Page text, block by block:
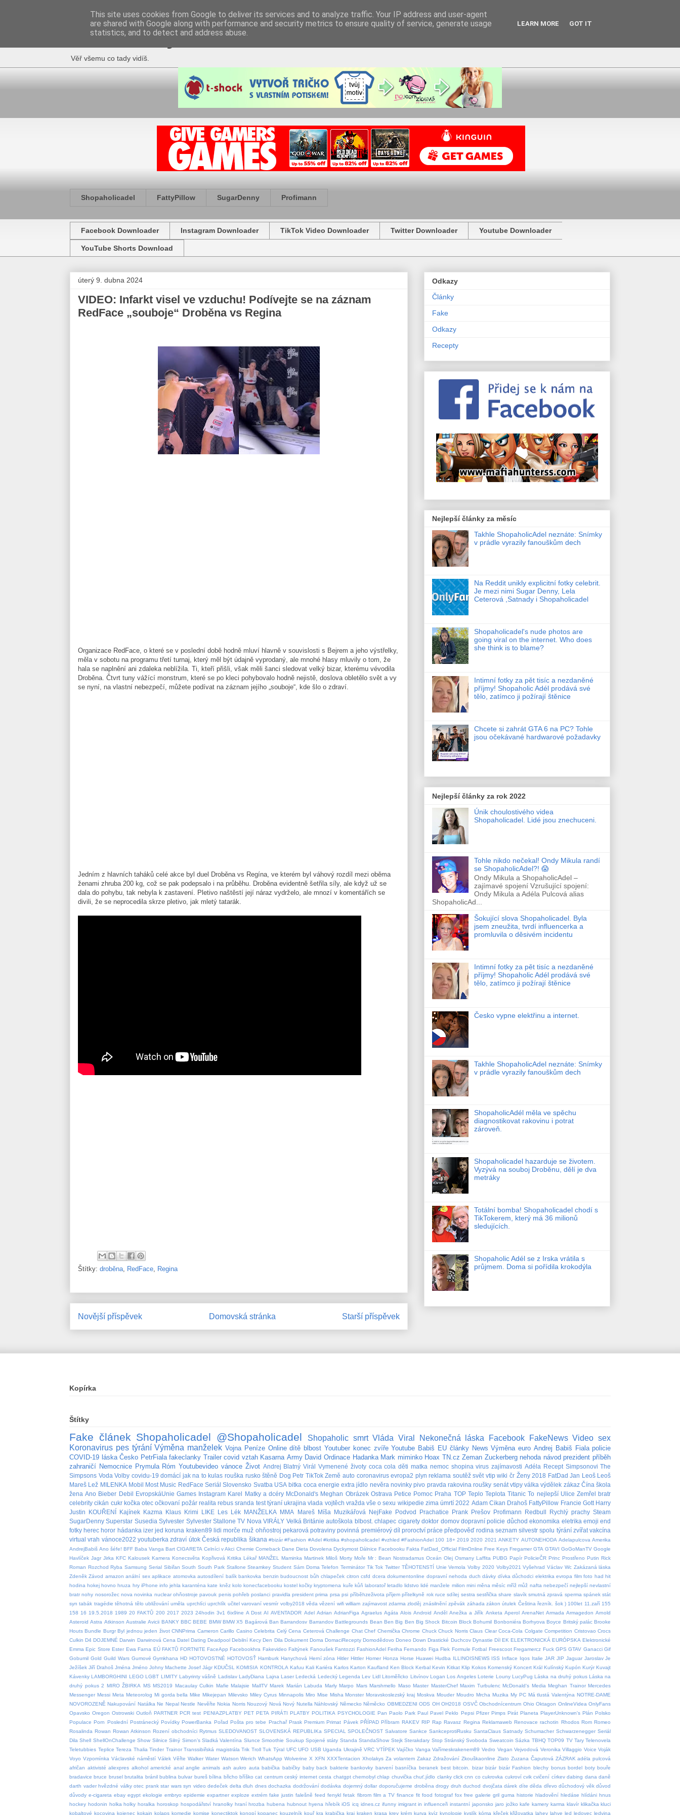
Fakečlánky
Věř všemu co tady vidíš.
Shopaholicadel FattyPillow SugarDenny Profimann
Facebook Downloader Instagram Downloader TikTok Video Downloader Twitter Downloader Youtube Downloader
YouTube Shorts Download
úterý 9. dubna 2024
VIDEO: Infarkt visel ve vzduchu! Podívejte se na záznam
RedFace „souboje“ Droběna vs Regina
Organizace RedFace, o které se v poslední době hodně mluví hlavně v souvislosti s Bejrem a jeho výstřelky,
měla v sobotu na programu třetí turnaj, který měl být údajně vyprodaný, ale mnohé hlasy mluvily o tom, že
hala se naplnění ani zdaleka neblížila. Ti, kteří přišli, však měli šanci sledovat velký bizar, kterému vévodila
Droběna. Čtvrt tuny vážící monstrum, které se po kleci pohybovalo hodně nejistě, doslova obletělo svět a vy
se nyní, na vlastní nebezpečí, můžete podívat na záznam jejího „souboje“, kde šlo o zdraví.
Jedním z hlavních taháků celé akce byl duel Droběna vs Regína, ve kterém byl váhový rozdíl mezi oběma
ženami zhruba 200 kg, což se pak podepsalo i na průběhu. Droběna evidentně šetřila síly, ale když už se
dala do pohybu, tak nebyla k zastavení. Pletivo naštěstí její náraz vydrželo, ale mnozí v komentářích se
divili, že se neprocedila skrze pletivo, jak mletý tatarák.
Štítky: droběna, RedFace, Regina
Novější příspěvek Starší příspěvek
Domovská stránka
Odkazy
Články
Fake
Odkazy
Recepty
Nejlepší články za měsíc
Takhle ShopaholicAdel neznáte: Snímky
v prádle vyrazily fanouškům dech
Na Reddit unikly explicitní fotky celebrit.
Je mezi nimi Sugar Denny, Lela
Ceterová ,Satnady i Shopaholicadel
Shopaholicadel's nude photos are
going viral on the internet. Who does
she think is to blame?
Intimní fotky za pět tisíc a nezdaněné
příjmy! Shopaholic Adél prodává své
tělo, zatímco ji požírají štěnice
Chcete si zahrát GTA 6 na PC? Tohle
jsou očekávané hardwarové požadavky
Nejlepší články za rok 2022
Únik choulostivého videa
Shopaholicadel. Lidé jsou znechuceni.
Tohle nikdo nečekal! Ondy Mikula randí
se ShopaholicAdel?! 😱
Ondy Mikula a ShopaholicAdel –
zajímavé spojení Vzrušující spojení:
Ondy Mikula a Adéla Pulcová alias
ShopaholicAd...
Šokující slova Shopaholicadel. Byla
jsem zneužita, tvrdí influencerka a
promluvila o děsivém incidentu
Intimní fotky za pět tisíc a nezdaněné
příjmy! Shopaholic Adél prodává své
tělo, zatímco ji požírají štěnice
Česko vypne elektřinu a internet.
Takhle ShopaholicAdel neznáte: Snímky
v prádle vyrazily fanouškům dech
ShopaholicAdél měla ve spěchu
diagnostikovat rakovinu i potrat
zároveň.
Shopaholicadel hazarduje se životem.
Vyzývá na souboj Droběnu, dělí je dva
metráky
Totální bomba! Shopaholicadel chodí s
TikTokerem, který má 36 milionů
sledujících.
Shopaholic Adél se z Irska vrátila s
průjmem. Doma si pořídila krokodýla
Kopírka
Štítky
Fake článek Shopaholicadel @Shopaholicadel Shopaholic smrt Vláda Viral Nekonečná láska Facebook FakeNews Video sex
Koronavirus pes týrání Výměna manželek Vojna Peníze Online dítě blbost Youtuber konec zvíře Youtube Babiš EU články News Výměna euro Andrej Babiš Fiala policie
COVID-19 láska Česko PetrFiala fakeclanky Trailer covid vztah Kasarna Army David Ordinace Hadanka Mark miminko Hoax TN.cz Zeman Zuckerberg nehoda návod prezident příběh
zahraničí Nemocnice Prymula Róm Youtubevideo vánoce Život Andrej Blatný Virál Vymenené životy coca cola děti matka nemoc shopina virus zajímavosti Adéla Recept Simpsonovi The
Simpsons Voda Volby covidu-19 domácí jak na to kulas rouška rusko štěně Dog Petr TikTok Země auto coronavirus evropa2 plyn reklama soutěž svět vtip wiki čr Ženy 2018 FatDad Jan Leoš
Leoš
Mareš
Lež MILENKA Mobil Most Music RedFace Seriál Slovensko Svatba USA bitka coca energie extra jídlo nevěra novinky pivo pravda rakovina roušky senát vtipy válka výdělek zákaz Čína škola
žena Ano Bieber Debil EvropskáUnie Games Instagram Karel Matky a dcéry McDonald's Meghan Obrázek Ostrava Petice Pomoc Praha TOP Teplo Teplota Titanic To nejlepší Ulice Zemřel
bratr
celebrity cikán cukr kočka otec očkovaní požár realita rebus sranda test týraní ukrajina vlada vojtěch vražda vše o sexu wikipedie zima úmrtí 2022 Adam Cikan Drahoš FattyPillow Francie Gott Harry
Justin
KOUŘENÍ Kajínek Kazma Klaus Krimi LIKE Les Lék MANŽELKA MMA Mareš Míša Muzikářová NejFake Podvod Prachatice Prank Prešov Profimann Redbull Rychlý prachy Steam
SugarDenny Superstar Susedia Sylvester Sylvester Stallone TV Nova VIRÁLY Velká Británie autoškola blbost. chlapec cigarety doktor domov dopravní policie důchod ekonomika eletrika emoji end
fotky herec horor hádanka izer jed koruna kraken89 lidi morče muž ohňostroj pekarová potraviny povinná premiérový díl proroctví práce předpověď rodina seznam silvestr spolu týrání zvířat vakcína
virtual vrah vánoce2022 youtuberka zdraví útok Česká republika šikana #bizár #Fashion #Adel #kritika #shopaholicadel #vzhled #FashionAdel 100 18+ 2019 2020 2021 ANKETY AUTONEHODA Adelapulcova Amerika
AndrejBabiš Ano šéfe! BFF Baba Vanga Bart CIGARETA Celníci v Akci Chemie Comeback Dane Dieta Dovolena Dyckymost Dálnice Facebooku Fakta FatDad_Official FilmOnline Free Keys Fregamer GTA GTAVI GoGoManTV Google
Havlíček Jagr Jirka KFC Kalousek Kamera Konecsvěta Kopřivová Kritika Lékař MANŽEL Maminka Martinek Miloš Morty Moře Mr : Bean Nostradamus Oceán Olej Osmany Laffita PUBG Papír PolicieČR Princ Prostřeno Putin Rick
Roman Rozchod Ryba Samsung Serial Sibiřan South South Park Stallone Steamkey Student Sám Doma Telefon Terminátor Tik Tok Twitter TĚHOTENSTÍ Unie Vemola Volby 2020 Volby2021 Vyšehrad Václav Wc Zakázaná láska
Zdeněk Závod amazon anální sex aplikace atomovka autosdílení balík bankovka benzin budoucnost bůh chlapeček citron csfd dcera dokumentonline dopravní nehoda duch dávky dívka důchodci elektrika evropa film foto had hit
hodina hokej hovno hruza hry iPhone info jehla karanténa kate kněz kolo konecfacebooku kostel kočky kryptomena kuře kůň laboratoř letadlo lidstvo lidé manžele milion mini měna měsíc mříž můž nafta nebezpečí nejlepší nevlastní
bratr nohy nosorožec nova novinka nuclear ohňostroje pavouk penis pohřeb poslanci pravidla president prima prsa psi příběhzeživota příjem přítelkyně rok ruce sdílej sestra sestřička share slavík smutná zpravá sperma spánek stát
syn tabák tragédie těhotná tělo ubližování uměla uprchlíci uprchlík učitel varovaní vesmír volby2018 věda vězení wifi william zajímavost zdarma zloděj znásilnění zpěvák záhada zákon útulek Čeština řezník. šok ) 100let 11.zaří 155
158 16 19.5.2018 1989 20 FAKTŮ 200 2017 2023 24hodin 3v1 6ix9ine A Dost AI AVENTADOR Adel Adrian AdrianFiga Agraelus Agáta Alois Android Anděl Anežka a Jiřík Anketa Aperol ArenaNet Armada Armagedon Arnold
Asteroid Astra Atkinson Australie Avicii BANKY BBC BEBE BMW BMW X5 Bagárová Ban Barrandosv Barrandov Battlegrounds Bean Ben Big Ben Big Shock Bitcoin Block Bohumil Bonboniéra Borhyova Boyce Britský palác Brooke
Houts Bundle Burgr Byl jednou jeden život CNNPrima Cameron Carillo Casino Celebrita Celý Cena Ceterová Challenge Chat Chef Chemička Chrome Chuck Chuck Norris Claus Clear Coca-Cola Colgate Competition Cristovao Crocs
Culkin D4 DOJEMNÉ Darwin Darwinová Cena Datel Dating Deadpool Debilní Kecy Den Dila Dokument Doma DomaciRecepty Domodědovo Doneo Down Drastické Duchcov Dynastie Díl EK ELEKTRONICKÁ EURÓPSKA Elektronické
Emma Epic Store Ester Ewa Farna EÚ FAKTŮ FORTNITE FaceApp Facebookhra Fakevideo Faltýnek Fanoušek Fantozzi FashionAdel Feriha Fernando Figa Flek Formule Fotbal Freescoot Fregamercz Fuck GPS GTAV Ganacci Gif
Gobumil Gold Guild Wars Gumové Gymkhana HD HOTOVOSTNÉ HOTOVOSŤ Hamburk Hanychová Herní zóna Hitler Hittler Homer Honza Horse Huawei Hudba ILLINOISNEWS ISS Inflace Iqos Italie JAR JIP Jaguar Jaroslav Je
Ježíšek Jiří Drahoš Jména Jméno Johny Machette Josef Jágr KDUČSL KOMISIA KONTROLA Kafuu Kali Kariéra Karlos Karton Kaufland Ken Block Kerbal Kevin Kitkat Klip Kokos Komenský Koncert Král Kulínský Kupón Kurýr Kuvajt
Kávenky LAMBORGHINI LEGO LGBT LIMITY Labyrinty vášně Ladislav LadyDiana Lajna Laser Ledecká Ledecký Legenda Lev Lidl Litoměřicko Litvínov Logan Los Angeles Loterie Louny LucyPug Láska na druhý pokus Láska na
druhý pokus 2 MIRO ŽBIRKA MS MS2019 Macaulay Culkin Mafie Malajsie MallTV Marek Marián Labuda Marly Marpo Mars Marshmello Maso Master MasterChef Maxim Turbulenc McDonald‘s Media Meghan Trainor Mercedes
Messenger Messi Meta Meteorolog Mi gorda bella Mike Mikejepan Milevsko Miley Cyrus Minnapolis Miro Mise Misha Monster Moravskoslezský kraj Moskva Mouder Moudro Mrcha Muzika My PC Má tlustá Valentýna NOTRE-DAME
NOVOROZENĚ Nakupování Natálka Ne Nepal Nestle Nevěřte Nokia Norris Nouzový Nová Nový Nutella Náhlovský Německo Něměcko OBMEDZENI ODS OH OH2018 OSVČ Obchodnícentrum Ohio Oktagon OnlineVidea OnlyFans
Opavsko Oregon Ostrowski Outloň PARTNER PCR test PENIAZPLATBY PET PETA PIRÁTI PLATBY POLITIKA PSYCHOLOGIE Pan Paolo Park Paul Pavel Peklo Pepsi Pfizer Pimps Pirát Planeta PlayerUnknown's Plán Polsko
Populace Porn Poslední Postránecký Povídky PowerBanka Pořad Pošta pro tebe Prachař Prask Premium Primat Pávek PŘÍPAD Příbram RAKEV RIP Rap Ravasz Regina Reklamaweb Renovace rachotin Rhodos Rom Romeo
Rosalinda Rowan Rowan Atkinson Rození obchodníci Rytmus SLEDOVANOST SLOVENSKÁ REPUBLIKa SPECIAL SPOLEČNOST Salvatore Sankce SankceprotiRusku SantaClaus Satnady Schumacher Schwarzenegger Seriál
Dila Shell ShellOnChallenge Show Silnice Silný Simon’s Sladká Valentína Slunce Smoothie Soukup Spojené státy Standa StandaShow Stejk Sterakdary Stop Stránský Svoboda Sweatcoin Sázka TBHQ TOP09 TV Tary Telenovela
Teletubbies Teplice Tereza Thalia Tinder Trainor Transsibiřská magistrála Trik Troll Tuk Týral UFC UFO USB Uganda Ukrajině VRC VTÍPEK Vajíčko Vanga Vařímeskrakenem89 Vedro Vegan Vejvodová Veronika Villaggio Voice Voják
Voyo Vzpomínka Václavské náměstí Válek Věřte Walker Water Watson Werich WhatsApp Wolverine X XFN XXXTentacion Xholakys Za volantem Zakaz Zdražování Zkouškaonline Zlato Zuzana Čaputová ZÁZRAK adéla pulcová
afričan aktivisté aliexpres alkohol americké anal anglie animals ash aukro auta babička babičky baby back bakterie bankovky barvení basníčka beranek best bitcoin. bizar bizár bizár Fashion blechy bonus bordel boty bouře
bradavice bruce brusel brutalita bránil bublina bulvar bureš bílina břicho bříško cat centrum ceský internet cesta chatgpt chernobyl chlap chuvička chuť.jídlo clanky click cnn co cukrovka cukroví cvik cvičení církev dabing dana daně
darth vader hvězdné války otec prank star wars syn video dedeček delta dluh dnes dochazka dodržování dodávka dojemný dollar doporučujeme droběna drogy druh duchod dvojčata dárek díte děda dřevo důchodový věk důvod
důvody e-cigareta ebay egypt ekologie embryo epidemie expartner exploze extrém fake justin falešně feed fenykl fetak fibrom film a TV finance fit food fotograf fox free galerie gril guma historie hladovění hledáse hlídáni hnus
hockey hodonin holka holky horalka horoskop hospodářství hranolky hraní hrozba hubena hubnout hyena hřebík iOS icq idnes.cz ifunny imigrant in influenceři instantní japonsko jaro jožko kafe kamery karma klavír klikačka kluci
kobaltové kocovina kojenec kokain kolaps komedie komise konectiktok konopí kopanec kouzelník kouř kra krabička kraj kraken krasa krev krém kurva kvíz kynologie kyslík kóma křeček křižovatka lahev lahve led ledovec ledvina
This site uses cookies from Google to deliver its services and to analyze traffic. Your IP address and user-agent
are shared with Google along with performance and security metrics to ensure quality of service, generate usage
statistics, and to detect and address abuse.
LEARN MORE GOT IT